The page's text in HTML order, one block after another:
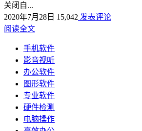
关闭自...
2020年7月28日 15,042 发表评论
阅读全文
手机软件
影音视听
办公软件
图形软件
专业软件
硬件检测
电脑操作